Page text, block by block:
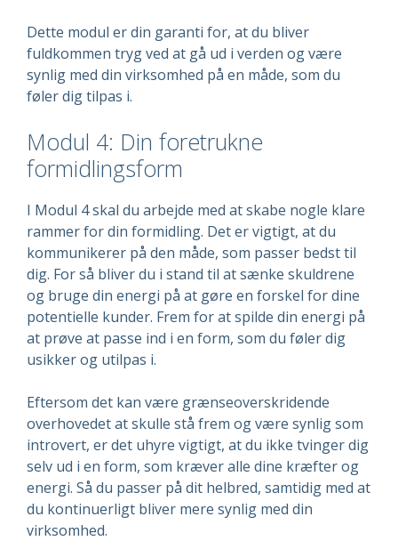
Dette modul er din garanti for, at du bliver
fuldkommen tryg ved at gå ud i verden og være
synlig med din virksomhed på en måde, som du
føler dig tilpas i.
Modul 4: Din foretrukne
formidlingsform
I Modul 4 skal du arbejde med at skabe nogle klare
rammer for din formidling. Det er vigtigt, at du
kommunikerer på den måde, som passer bedst til
dig. For så bliver du i stand til at sænke skuldrene
og bruge din energi på at gøre en forskel for dine
potentielle kunder. Frem for at spilde din energi på
at prøve at passe ind i en form, som du føler dig
usikker og utilpas i.
Eftersom det kan være grænseoverskridende
overhovedet at skulle stå frem og være synlig som
introvert, er det uhyre vigtigt, at du ikke tvinger dig
selv ud i en form, som kræver alle dine kræfter og
energi. Så du passer på dit helbred, samtidig med at
du kontinuerligt bliver mere synlig med din
virksomhed.